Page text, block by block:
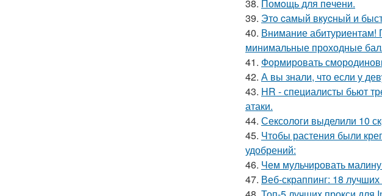
38. Помoщь для пeчени.
39. Этo cамый вкycный и
40. Внимание абитуриентам!
минимальные проходные
41. Формировать
42. А вы знали, что если у
43. HR - специалисты бьют
атаки.
44. Сексологи выделили 10
45. Чтобы растения были
удобрений:
46. Чем мульчировать
47. Веб-скраппинг: 18